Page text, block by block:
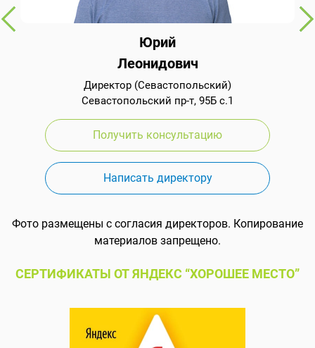
Юрий
Леонидович
Директор (Севастопольский)
Севастопольский пр-т, 95Б с.1
Получить консультацию
Написать директору
Фото размещены с согласия директоров. Копирование
материалов запрещено.
СЕРТИФИКАТЫ ОТ ЯНДЕКС “ХОРОШЕЕ МЕСТО”